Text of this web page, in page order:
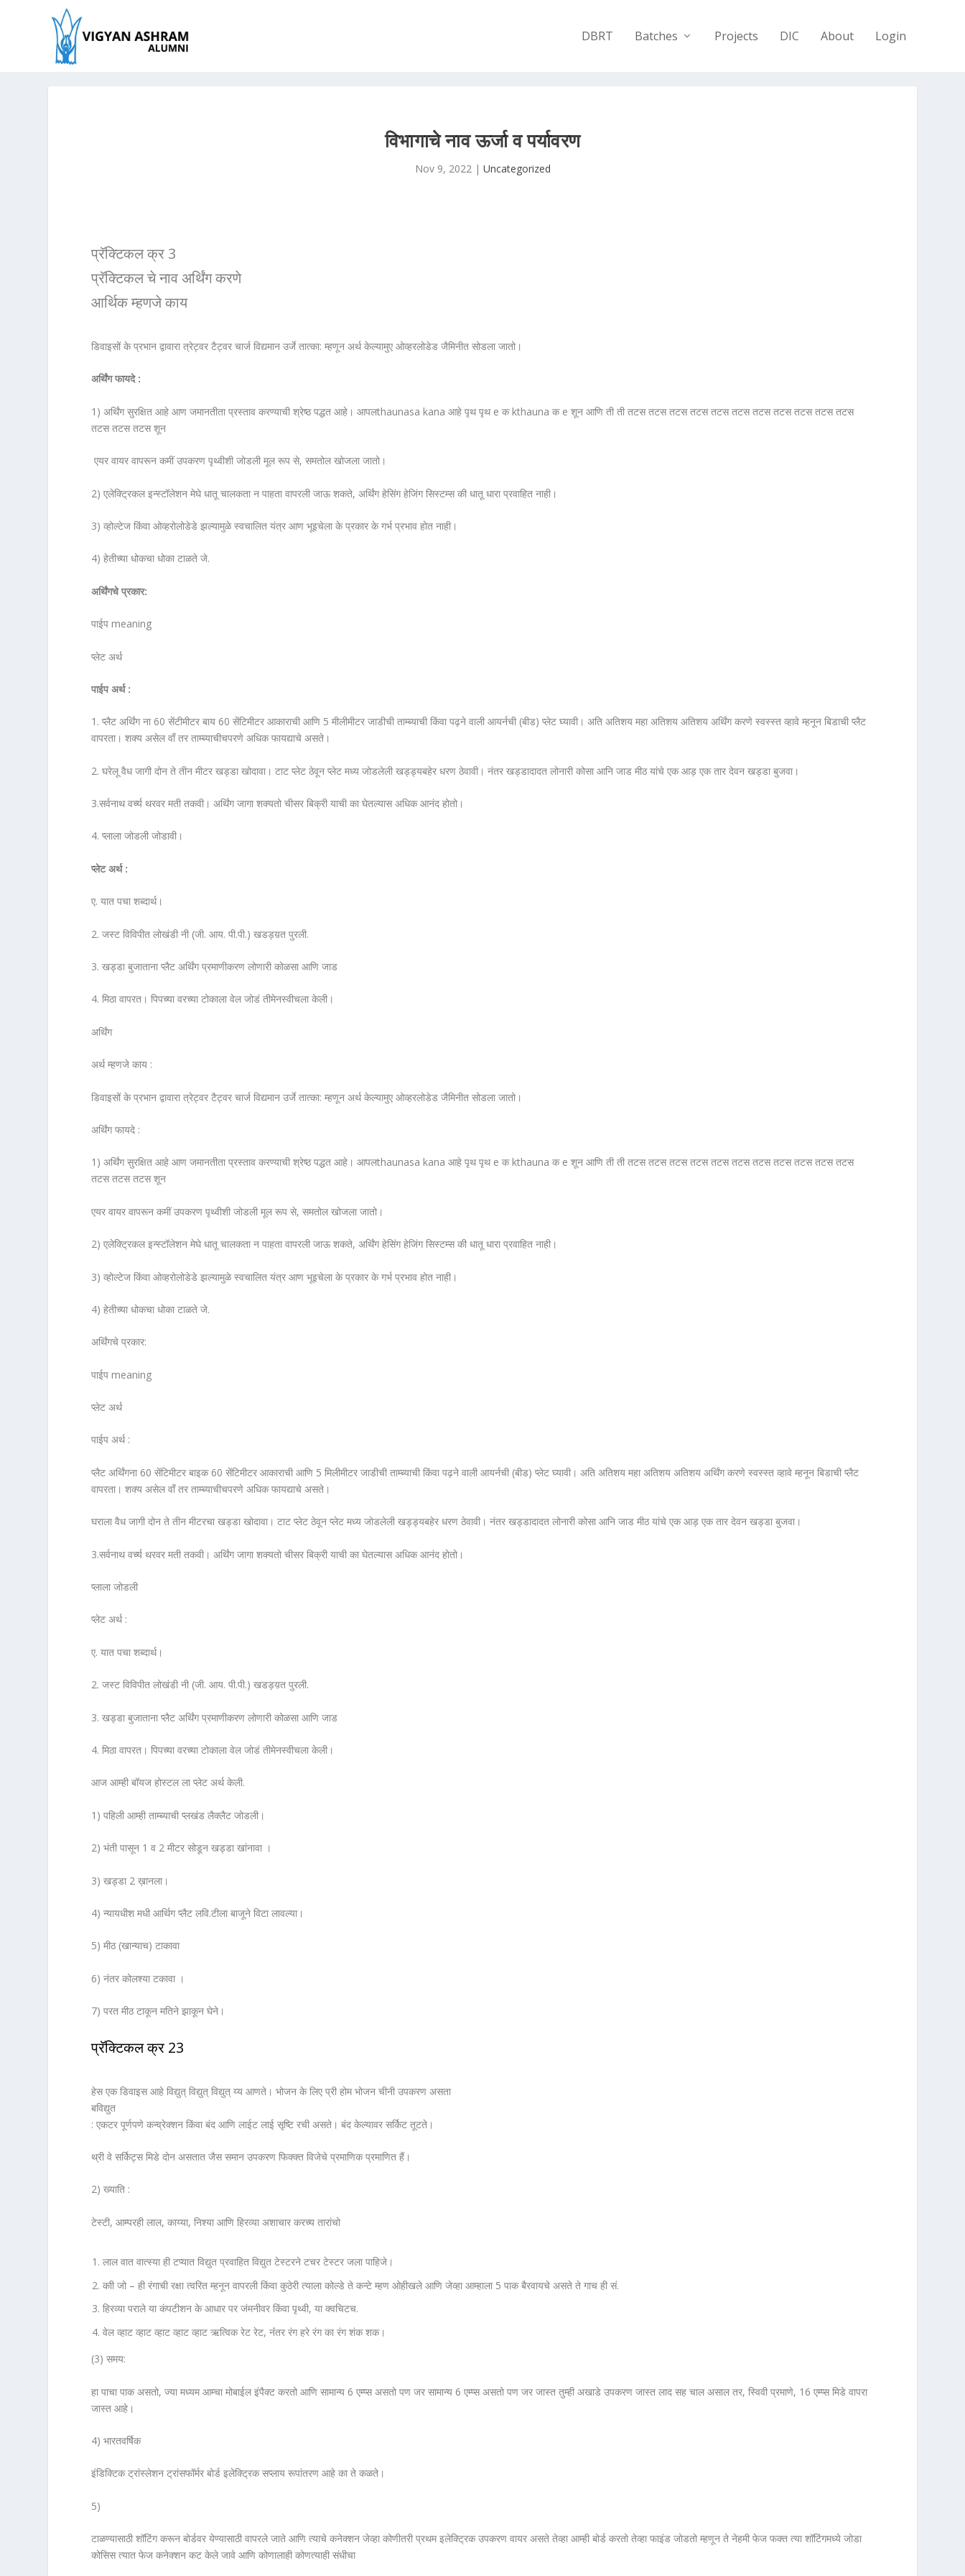
DBRT Batches Projects DIC About Login
विभागाचे नाव ऊर्जा व पर्यावरण
Nov 9, 2022| Uncategorized
प्रॅक्टिकल क्र 3
प्रॅक्टिकल चे नाव अर्थिंग करणे
आर्थिक म्हणजे काय
डिवाइसों के प्रभान द्वावारा त्रेट्वर टैट्वर चार्ज विद्यमान उर्जे तात्का: म्हणून अर्थ केल्यामुए ओव्हरलोडेड जैमिनीत सोडला जातो।
अर्थिंग फायदे :
1) अर्थिंग सुरक्षित आहे आण जमानतीता प्रस्ताव करण्याची श्रेष्ठ पद्धत आहे। आपलthaunasa kana आहे पृथ पृथ e क kthauna क e शून आणि ती ती तटस तटस तटस तटस तटस तटस तटस तटस तटस तटस तटस
तटस तटस तटस शून
एयर वायर वापरून कमीं उपकरण पृथ्वीशी जोडली मूल रूप से, समतोल खोजला जातो।
2) एलेक्ट्रिकल इन्स्टॉलेशन मेघे धातू चालकता न पाहता वापरली जाऊ शकते, अर्थिंग हेसिंग हेजिंग सिस्टम्स की धातू धारा प्रवाहित नाही।
3) व्होल्टेज किंवा ओव्हरोलोडेडे झल्यामुळे स्वचालित यंत्र आण भूइचेला के प्रकार के गर्भ प्रभाव होत नाही।
4) हेतीच्या धोकचा धोका टाळते जे.
अर्थिंगचे प्रकार:
पाईप meaning
प्लेट अर्थ
पाईप अर्थ :
1. प्लैट अर्थिंग ना 60 सेंटीमीटर बाय 60 सेंटिमीटर आकाराची आणि 5 मीलीमीटर जाडीची ताम्ब्याची किंवा पढ़ने वाली आयर्नची (बीड) प्लेट घ्यावी। अति अतिशय महा अतिशय अतिशय अर्थिंग करणे स्वस्स्त व्हावे म्हनून बिडाची प्लैट
वापरता। शक्य असेल वाँ तर ताम्ब्याचीचपरणे अधिक फायद्याचे असते।
2. घरेलू वैध जागी दोन ते तीन मीटर खड्डा खोदावा। टाट प्लेट ठेवून प्लेट मध्य जोडलेली खड्ड्यबहेर धरण ठेवावी। नंतर खड्डादादत लोनारी कोसा आनि जाड मीठ यांचे एक आड़ एक तार देवन खड्डा बुजवा।
3.सर्वनाथ वर्च्य थरवर मती तकवी। अर्थिंग जागा शक्यतो चीसर बिक्री याची का घेतल्यास अधिक आनंद होतो।
4. प्लाला जोडली जोडावी।
प्लेट अर्थ :
ए. यात पचा शब्दार्थ।
2. जस्ट विविपीत लोखंडी नी (जी. आय. पी.पी.) खडड़य़त पुरली.
3. खड्डा बुजाताना प्लैट अर्थिंग प्रमाणीकरण लोणारी कोळसा आणि जाड
4. मिठा वापरत। पिपच्या वरच्या टोकाला वेल जोडं तीमेनस्वीचला केली।
अर्थिंग
अर्थ म्हणजे काय :
डिवाइसों के प्रभान द्वावारा त्रेट्वर टैट्वर चार्ज विद्यमान उर्जे तात्का: म्हणून अर्थ केल्यामुए ओव्हरलोडेड जैमिनीत सोडला जातो।
अर्थिंग फायदे :
1) अर्थिंग सुरक्षित आहे आण जमानतीता प्रस्ताव करण्याची श्रेष्ठ पद्धत आहे। आपलthaunasa kana आहे पृथ पृथ e क kthauna क e शून आणि ती ती तटस तटस तटस तटस तटस तटस तटस तटस तटस तटस तटस
तटस तटस तटस शून
एयर वायर वापरून कमीं उपकरण पृथ्वीशी जोडली मूल रूप से, समतोल खोजला जातो।
2) एलेक्ट्रिकल इन्स्टॉलेशन मेघे धातू चालकता न पाहता वापरली जाऊ शकते, अर्थिंग हेसिंग हेजिंग सिस्टम्स की धातू धारा प्रवाहित नाही।
3) व्होल्टेज किंवा ओव्हरोलोडेडे झल्यामुळे स्वचालित यंत्र आण भूइचेला के प्रकार के गर्भ प्रभाव होत नाही।
4) हेतीच्या धोकचा धोका टाळते जे.
अर्थिंगचे प्रकार:
पाईप meaning
प्लेट अर्थ
पाईप अर्थ :
प्लैट अर्थिंगना 60 सेंटिमीटर बाइक 60 सेंटिमीटर आकाराची आणि 5 मिलीमीटर जाडीची ताम्ब्याची किंवा पढ़ने वाली आयर्नची (बीड) प्लेट घ्यावी। अति अतिशय महा अतिशय अतिशय अर्थिंग करणे स्वस्स्त व्हावे म्हनून बिडाची प्लैट
वापरता। शक्य असेल वाँ तर ताम्ब्याचीचपरणे अधिक फायद्याचे असते।
घराला वैध जागी दोन ते तीन मीटरचा खड्डा खोदावा। टाट प्लेट ठेवून प्लेट मध्य जोडलेली खड्ड्यबहेर धरण ठेवावी। नंतर खड्डादादत लोनारी कोसा आनि जाड मीठ यांचे एक आड़ एक तार देवन खड्डा बुजवा।
3.सर्वनाथ वर्च्य थरवर मती तकवी। अर्थिंग जागा शक्यतो चीसर बिक्री याची का घेतल्यास अधिक आनंद होतो।
प्लाला जोडली
प्लेट अर्थ :
ए. यात पचा शब्दार्थ।
2. जस्ट विविपीत लोखंडी नी (जी. आय. पी.पी.) खडड़य़त पुरली.
3. खड्डा बुजाताना प्लैट अर्थिंग प्रमाणीकरण लोणारी कोळसा आणि जाड
4. मिठा वापरत। पिपच्या वरच्या टोकाला वेल जोडं तीमेनस्वीचला केली।
आज आम्ही बॉयज होस्टल ला प्लेट अर्थ केली.
1) पहिली आम्ही ताम्ब्याची प्‍लखंड लैक्‍लैट जोडली।
2) भंती पासून 1 व 2 मीटर सोडून खड्डा खांनावा ।
3) खड्डा 2 ख़ानला।
4) न्यायधीश मधी आर्थिग प्लैट लवि.टीला बाजूने विटा लावल्या।
5) मीठ (खान्याच) टाकावा
6) नंतर कोलश्या टकावा ।
7) परत मीठ टाकून मतिने झाकून घेने।
प्रॅक्टिकल क्र 23
हेस एक डिवाइस आहे विद्युत् विद्युत् विद्युत् य्य आणते। भोजन के लिए प्री होम भोजन चीनी उपकरण असता
बविद्युत
: एकटर पूर्णपणे कन्व्रेक्शन किंवा बंद आणि लाईट लाई सृष्टि रची असते। बंद केल्यावर सर्किट तूटते।
थ्री वे सर्किट्स मिडे दोन असतात जैस समान उपकरण फिक्क्त विजेचे प्रमाणिक प्रमाणित हैं।
2) ख्याति :
टेस्टी, आम्परही लाल, काय्या, निश्या आणि हिरव्या अशाचार करच्य तारांचो
लाल वात वात्स्या ही टप्‍यात विद्युत प्रवाहित विद्युत टेस्टरने टचर टेस्टर जला पाहिजे।
काी जो – ही रंगाची रक्षा त्वरित म्हनून वापरली किंवा कुठेरी त्याला कोल्डे ते कन्टे म्हण ओहीखले आणि जेव्हा आम्हाला 5 पाक बैरवायचे असते ते गाच ही सं.
हिरव्या पराले या कंपटीशन के आधार पर जंमनीवर किंवा पृथ्वी, या क्वचिटच.
वेल व्हाट व्हाट व्हाट व्हाट व्हाट ऋत्विक रेट रेट, नंंतर रंग हरे रंग का रंग शंक शक।
(3) समय:
हा पाचा पाक असतो, ज्या मध्यम आम्चा मोबाईल इंपैक्ट करतो आणि सामान्य 6 एम्प्स असतो पण जर सामान्य 6 एम्प्स असतो पण जर जास्त तुम्ही अखाडे उपकरण जास्त लाद सह चाल असाल तर, स्विवी प्रमाणे, 16 एम्प्स मिडे वापरा
जास्त आहे।
4) भारतवर्षिक
इंडिक्टिक ट्रांस्लेशन ट्रांसफॉर्मर बोर्ड इलेक्ट्रिक सप्लाय रूपांतरण आहे का ते कळते।
5)
टाळण्यासाठी शॉटिंग करून बोर्डवर येण्यासाठी वापरले जाते आणि त्याचे कनेक्शन जेव्हा कोणीतरी प्रथम इलेक्ट्रिक उपकरण वायर असते तेव्हा आम्ही बोर्ड करतो तेव्हा फाइंड जोडतो म्हणून ते नेहमी फेज फक्त त्या शॉटिंगमध्ये जोडा
कोसिस त्यात फेज कनेक्शन कट केले जावे आणि कोणालाही कोणत्याही संधीचा